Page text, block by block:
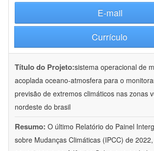
E-mail
Currículo
Título do Projeto:sistema operacional de
acoplada oceano-atmosfera para o
previsão de extremos climáticos nas zonas
nordeste do brasil
Resumo: O último Relatório do Painel
sobre Mudanças Climáticas (IPCC) de